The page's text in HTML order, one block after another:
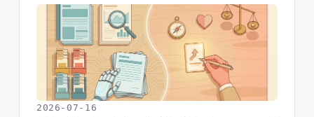
的產品經理——他刻意不要品味，用數據取代直
覺、用演算法取代審美，做出了一台能不斷量產全
球爆款的機器。這篇拆他的六維分，也拆一個正在
被豆包重新檢驗的賭注。
2026-07-16